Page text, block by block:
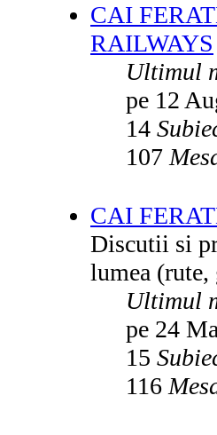
CAI
RAILWAYS
Ultimul
pe 12
14
107
CAI
Discutii si
lumea (rute,
Ultimul
pe 24
15
116